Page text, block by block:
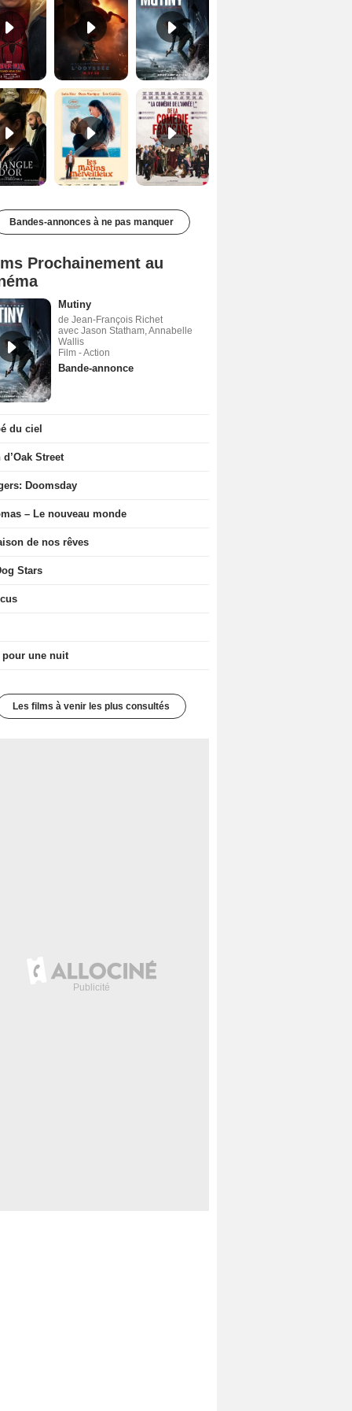
Les Matins merveilleux Bande-annonce VF De la Comédie-Française Teaser VF
Bandes-annonces à ne pas manquer
Prochainement au
Mutiny
de Jean-François Richet
avec Jason Statham, Annabelle
Wallis
Film - Action
Bande-annonce
du ciel
d’Oak Street
Doomsday
– Le nouveau monde
de nos rêves
Stars
pour une nuit
Les films à venir les plus consultés